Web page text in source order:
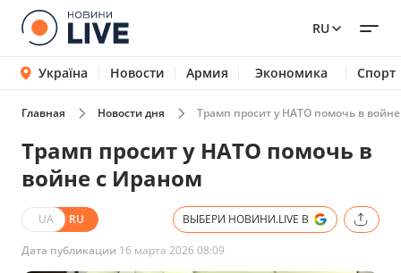
RU
Україна Новости Армия Экономика Спорт
Главная Новости дня Трамп просит у НАТО помочь в
Трамп просит у НАТО помочь в
войне с Ираном
UA RU ВЫБЕРИ НОВИНИ.LIVE В
Дата публикации 16 марта 2026 08:09